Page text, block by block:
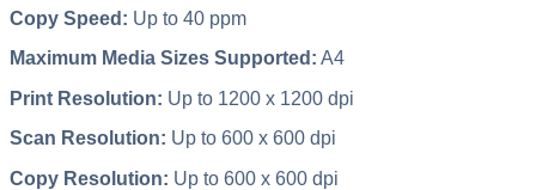
Copy Speed: Up to 40 ppm
Maximum Media Sizes Supported: A4
Print Resolution: Up to 1200 x 1200 dpi
Scan Resolution: Up to 600 x 600 dpi
Copy Resolution: Up to 600 x 600 dpi